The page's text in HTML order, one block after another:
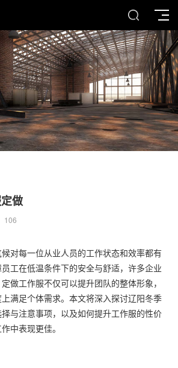
做
106
对每一位从业人员的工作状态和效率都有
工在低温条件下的安全与舒适，许多企业
做工作服不仅可以提升团队的整体形象，
满足个体需求。本文将深入探讨辽阳冬季
与注意事项，以及如何提升工作服的性价
中表现更佳。